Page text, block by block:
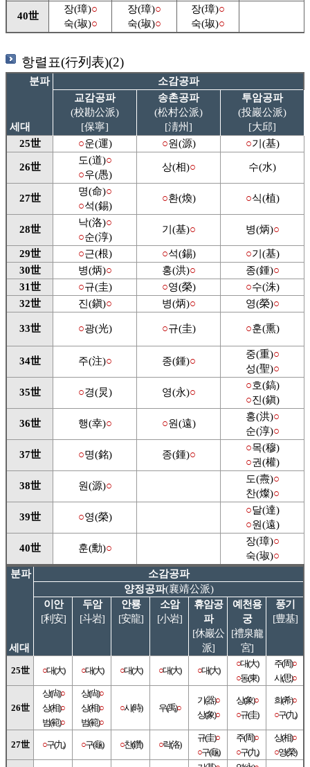
40世
장(璋)○
숙(琡)○
장(璋)○
숙(琡)○
장(璋)○
숙(琡)○
항렬표(行列表)(2)
분파
소감공파
교감공파
(校勘公派)
[保寧]
송촌공파
(松村公派)
[淸州]
투암공파
(投巖公派)
[大邱]
세대
25世
○운(運) ○원(源) ○기(基)
26世
도(道)○
○우(愚)
상(相)○ 수(水)
27世
명(命)○
○석(錫)
○환(煥) ○식(植)
28世
낙(洛)○
○순(淳)
기(基)○ 병(炳)○
29世 ○근(根) ○석(錫) ○기(基)
30世
병(炳)○ 홍(洪)○ 종(鍾)○
31世
○규(圭) ○영(榮) ○수(洙)
32世
진(鎭)○ 병(炳)○ 영(榮)○
33世 ○광(光) ○규(圭) ○훈(熏)
34世 주(注)○ 종(鍾)○
중(重)○
성(聖)○
35世 ○경(炅) 영(永)○
○호(鎬)
○진(鎭)
36世 행(幸)○ ○원(遠)
홍(洪)○
순(淳)○
37世 ○명(銘) 종(鍾)○
○목(穆)
○권(權)
38世 원(源)○
도(燾)○
찬(燦)○
39世 ○영(榮)
○달(達)
○원(遠)
40世 훈(勳)○
장(璋)○
숙(琡)○
분파
소감공파
양정공파(襄靖公派)
세대
이안
[利安]
두암
[斗岩]
안룡
[安龍]
소암
[小岩]
휴암공
파
[休巖公
派]
예천용
궁
[禮泉龍
宮]
풍기
[豊基]
25世 ○대(大) ○대(大) ○대(大) ○대(大) ○대(大)
○대(大)
○동(東)
주(周)○
사(思)○
26世
상(尙)○
상(相)○
범(範)○
상(尙)○
상(相)○
범(範)○
○시(時) 우(禹)○
기(器)○
상(象)○
상(象)○
○규(圭)
희(希)○
○구(九)
27世 ○구(九) ○구(龜) ○찬(鑽) ○락(洛)
규(圭)○
○구(龜)
주(周)○
○구(九)
상(相)○
○영(榮)